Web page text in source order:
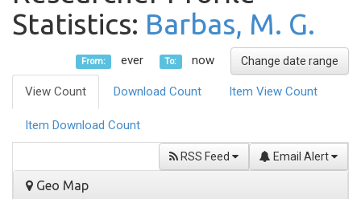
Statistics: Barbas, M. G.
From: ever To: now Change date range
View Count Download Count Item View Count
Item Download Count
Email Alert
RSS Feed
Geo Map